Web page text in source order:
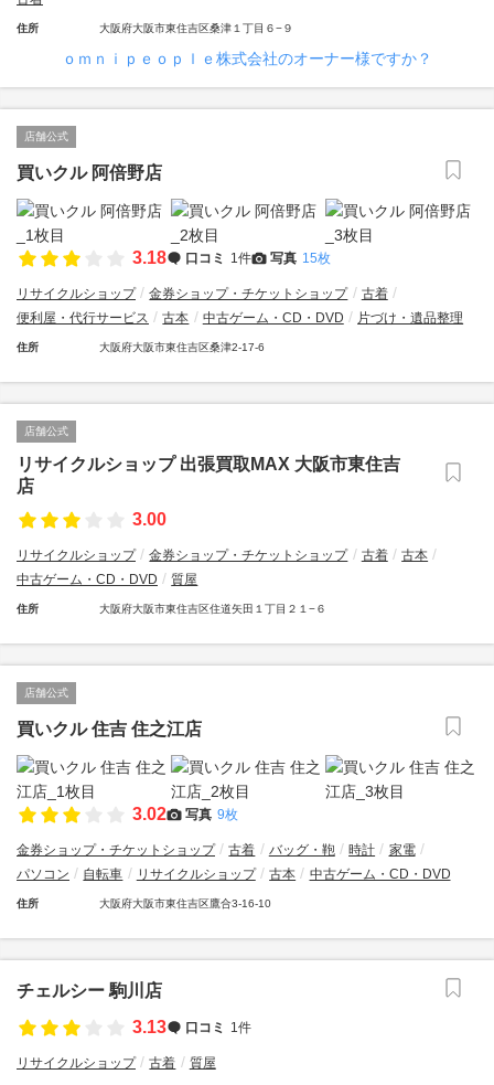
住所 大阪府大阪市東住吉区桑津１丁目６−９
ｏｍｎｉｐｅｏｐｌｅ株式会社のオーナー様ですか？
店舗公式
買いクル 阿倍野店
3.18 口コミ 1件 写真 15枚
リサイクルショップ 金券ショップ・チケットショップ
古着
便利屋・代行サービス
古本 中古ゲーム・CD・DVD 片づけ・遺品整理
住所 大阪府大阪市東住吉区桑津2-17-6
店舗公式
リサイクルショップ 出張買取MAX 大阪市東住吉
店
3.00
リサイクルショップ 金券ショップ・チケットショップ 古着
古本
中古ゲーム・CD・DVD
質屋
住所 大阪府大阪市東住吉区住道矢田１丁目２１−６
店舗公式
買いクル 住吉 住之江店
3.02 写真 9枚
金券ショップ・チケットショップ 古着 バッグ・鞄 時計
家電
パソコン
自転車 リサイクルショップ 古本 中古ゲーム・CD・DVD
住所 大阪府大阪市東住吉区鷹合3-16-10
チェルシー 駒川店
3.13
口コミ 1件
リサイクルショップ 古着 質屋